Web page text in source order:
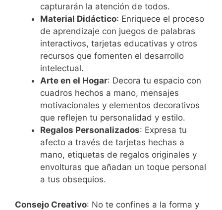
capturarán la atención de todos.
Material Didáctico: Enriquece el proceso
de aprendizaje con juegos de palabras
interactivos, tarjetas educativas y otros
recursos que fomenten el desarrollo
intelectual.
Arte en el Hogar: Decora tu espacio con
cuadros hechos a mano, mensajes
motivacionales y elementos decorativos
que reflejen tu personalidad y estilo.
Regalos Personalizados: Expresa tu
afecto a través de tarjetas hechas a
mano, etiquetas de regalos originales y
envolturas que añadan un toque personal
a tus obsequios.
Consejo Creativo: No te confines a la forma y